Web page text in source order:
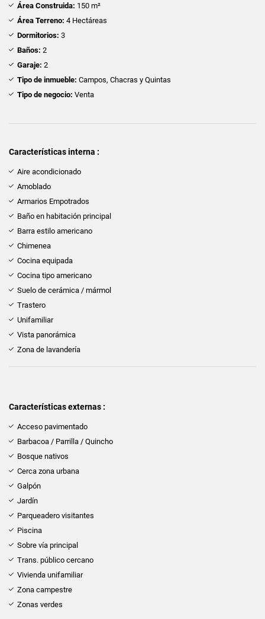
Área Construida: 150 m²
Área Terreno: 4 Hectáreas
Dormitorios: 3
Baños: 2
Garaje: 2
Tipo de inmueble: Campos, Chacras y Quintas
Tipo de negocio: Venta
Características interna :
Aire acondicionado
Amoblado
Armarios Empotrados
Baño en habitación principal
Barra estilo americano
Chimenea
Cocina equipada
Cocina tipo americano
Suelo de cerámica / mármol
Trastero
Unifamiliar
Vista panorámica
Zona de lavandería
Características externas :
Acceso pavimentado
Barbacoa / Parrilla / Quincho
Bosque nativos
Cerca zona urbana
Galpón
Jardín
Parqueadero visitantes
Piscina
Sobre vía principal
Trans. público cercano
Vivienda unifamiliar
Zona campestre
Zonas verdes